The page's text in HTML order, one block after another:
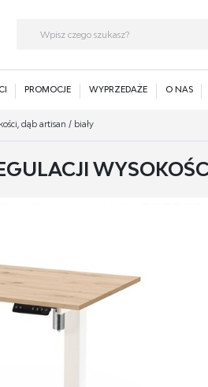
PROMOCJE WYPRZEDAŻE O NAS
dąb artisan / biały